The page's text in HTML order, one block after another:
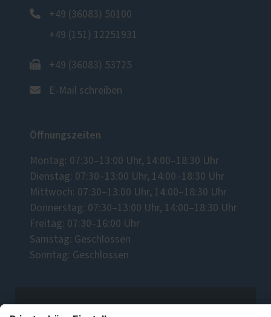
+49 (36083) 50100
+49 (151) 12251931
+49 (36083) 53725
E-Mail schreiben
Öffnungszeiten
Montag: 07:30–13:00 Uhr, 14:00–18:30 Uhr
Dienstag: 07:30–13:00 Uhr, 14:00–18:30 Uhr
Mittwoch: 07:30–13:00 Uhr, 14:00–18:30 Uhr
Donnerstag: 07:30–13:00 Uhr, 14:00–18:30 Uhr
Freitag: 07:30–16:00 Uhr
Samstag: Geschlossen
Sonntag: Geschlossen